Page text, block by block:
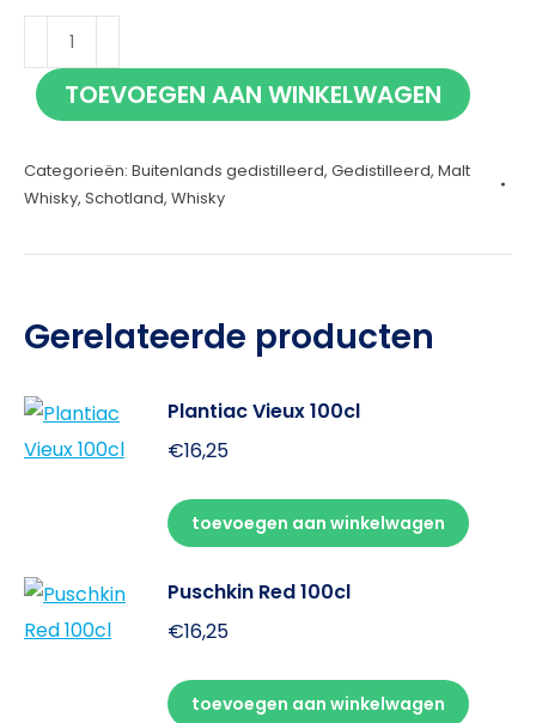
Bowmore
18
jaar
aantal
TOEVOEGEN AAN WINKELWAGEN
Categorieën: Buitenlands gedistilleerd, Gedistilleerd, Malt
Whisky, Schotland, Whisky
Gerelateerde producten
Plantiac Vieux 100cl
€16,25
toevoegen aan winkelwagen
Puschkin Red 100cl
€16,25
toevoegen aan winkelwagen